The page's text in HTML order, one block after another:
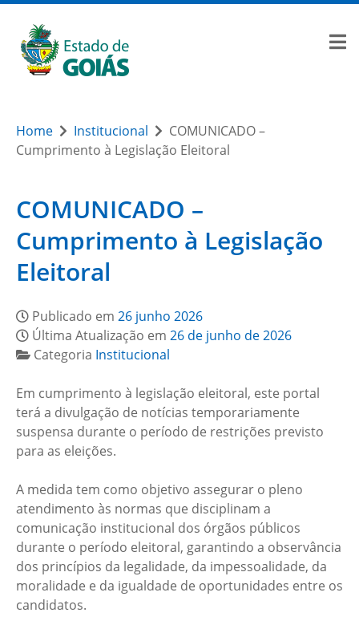
Home Institucional
COMUNICADO –
Cumprimento à Legislação Eleitoral
COMUNICADO –
Cumprimento à Legislação
Eleitoral
Publicado em 26 junho 2026
Última Atualização em 26 de junho de 2026
Categoria Institucional
Em cumprimento à legislação eleitoral, este portal
terá a divulgação de notícias temporariamente
suspensa durante o período de restrições previsto
para as eleições.
A medida tem como objetivo assegurar o pleno
atendimento às normas que disciplinam a
comunicação institucional dos órgãos públicos
durante o período eleitoral, garantindo a observância
dos princípios da legalidade, da impessoalidade, da
moralidade e da igualdade de oportunidades entre os
candidatos.